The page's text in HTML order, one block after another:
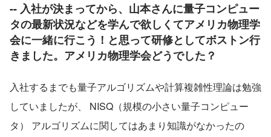
-- 入社が決まってから、山本さんに量子コンピュー
タの最新状況などを学んで欲しくてアメリカ物理学
会に一緒に行こう！と思って研修としてボストン行
きました。アメリカ物理学会どうでした？
入社するまでも量子アルゴリズムや計算複雑性理論は勉強
していましたが、 NISQ（規模の小さい量子コンピュー
タ） アルゴリズムに関してはあまり知識がなかったの